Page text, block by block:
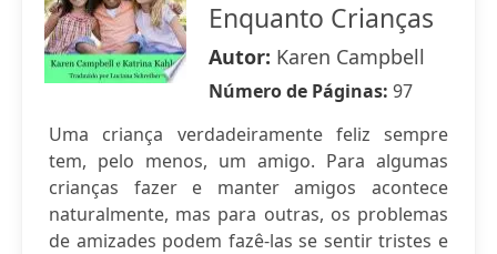
Enquanto Crianças
Autor: Karen Campbell
Número de Páginas: 97
Uma criança verdadeiramente feliz sempre
tem, pelo menos, um amigo. Para algumas
crianças fazer e manter amigos acontece
naturalmente, mas para outras, os problemas
de amizades podem fazê-las se sentir tristes e